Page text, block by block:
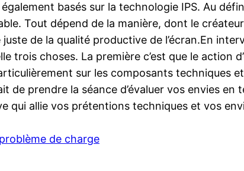
également basés sur la technologie IPS. Au
Tout dépend de la manière, dont le
de la qualité productive de l’écran.En
trois choses. La première c’est que le
sur les composants techniques
de prendre la séance d’évaluer vos envies
qui allie vos prétentions techniques et vos
problème de charge